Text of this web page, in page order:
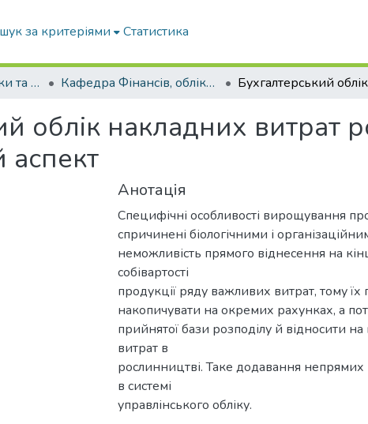
за критеріями Статистика
Факультет Економіки та бізнесу Кафедра Фінансів, обліку і оподаткування
облік накладних витрат
аспект
Анотація
Специфічні особливості вирощування
спричинені біологічними і
неможливість прямого віднесення на
собівартості
продукції ряду важливих витрат, тому
накопичувати на окремих рахунках, а
прийнятої бази розподілу й відносити на
витрат в
рослинництві. Таке додавання непрямих
в системі
управлінського обліку.